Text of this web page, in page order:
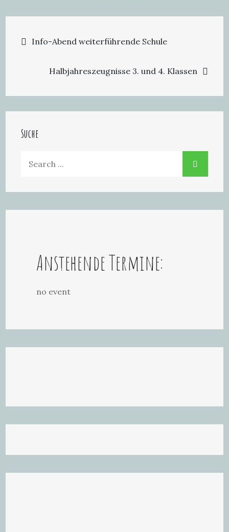
Beitragsnavigation
Info-Abend weiterführende Schule
Halbjahreszeugnisse 3. und 4. Klassen
Suche
Anstehende Termine:
no event